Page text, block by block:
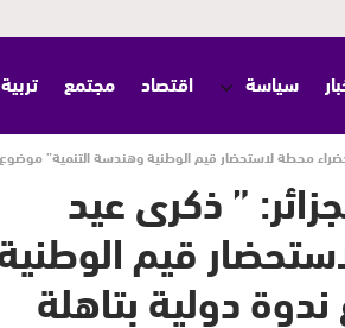
سياسة اقتصاد مجتمع
محطة لاستحضار قيم الوطنية وهندسة التنمية”
” ذكرى عيد
قيم
دولية بتاهلة